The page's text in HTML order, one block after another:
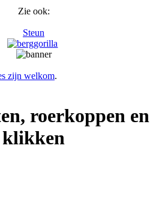
Zie ook:
Steun
zijn welkom.
roerkoppen en
klikken